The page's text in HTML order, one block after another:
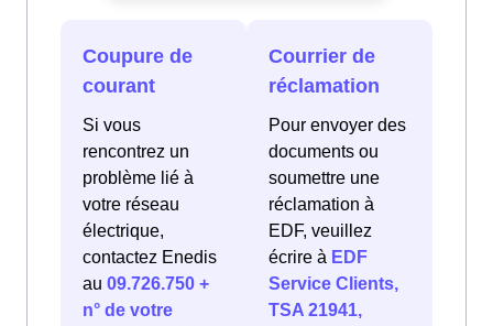
Coupure de
courant
Si vous
rencontrez un
problème lié à
votre réseau
électrique,
contactez Enedis
au 09.726.750 +
n° de votre
Courrier de
réclamation
Pour envoyer des
documents ou
soumettre une
réclamation à
EDF, veuillez
écrire à EDF
Service Clients,
TSA 21941,